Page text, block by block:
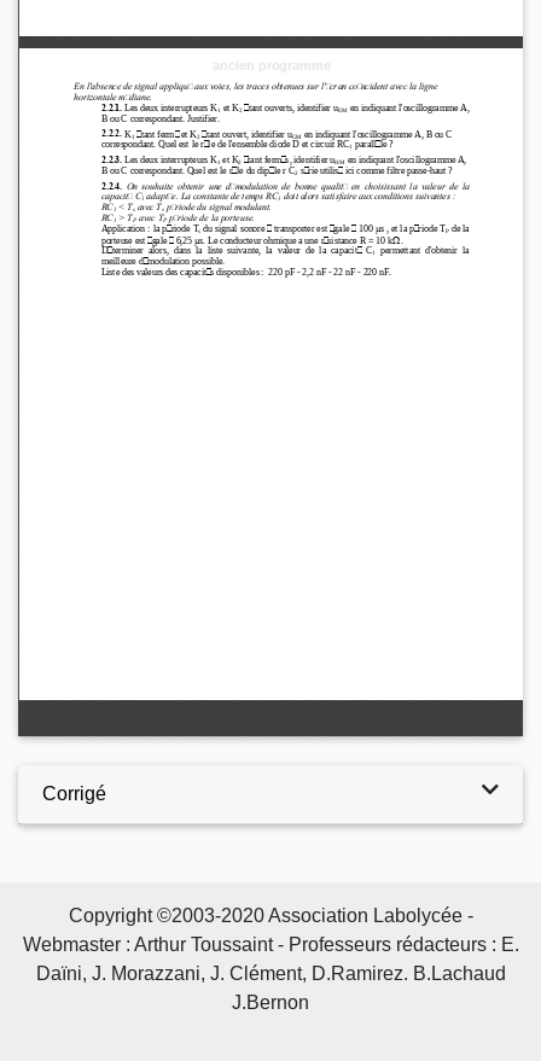
Corrigé
Copyright ©2003-2020 Association Labolycée -
Webmaster : Arthur Toussaint - Professeurs rédacteurs : E.
Daïni, J. Morazzani, J. Clément, D.Ramirez. B.Lachaud
J.Bernon